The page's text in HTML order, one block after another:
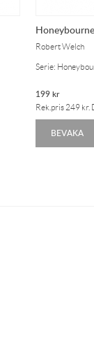
Robert Welch
Serie:
199kr
Rek.pris 249 kr.
BEVAKA